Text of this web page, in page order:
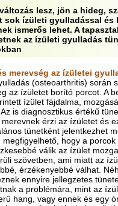
lesz, jön a hideg,
sok ízületi gyulladással és
ismerős lehet. A
az ízületi gyulladás
merevség az ízületei
(osteoarthritis) során
az ízületet borító porcot. A
ízület fájdalma,
is diagnosztikus értékű
merevnek érzi az ízületet és
tünetként jelentkezhet
megfigyelhető, hogy a
válik az ízület
szövetben, ami miatt az
érzékenyebbé válhat.
ennyire jellegzetes
a problémára, mint az
hang, vagy ennek és egy